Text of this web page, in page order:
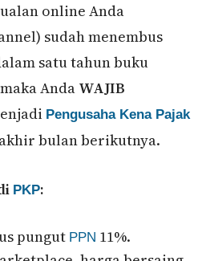
online Anda
sudah menembus
satu tahun buku
Anda WAJIB
Pengusaha Kena Pajak
bulan berikutnya.
PKP:
pungut PPN 11%.